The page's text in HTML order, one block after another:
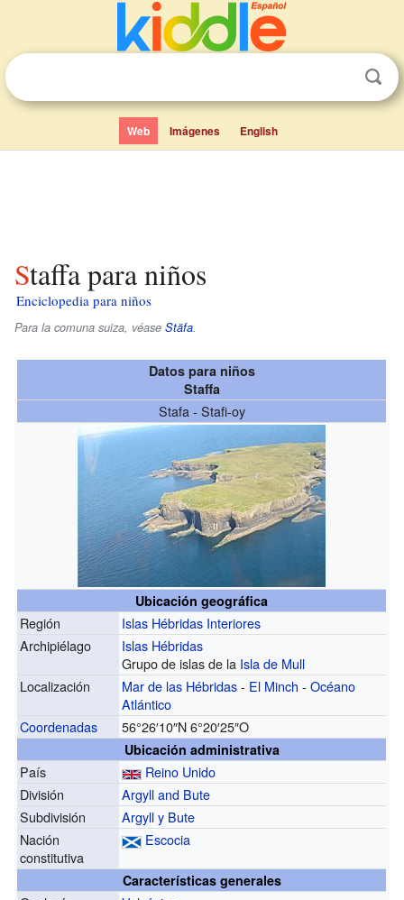
Web Imágenes English
Staffa para niños
Enciclopedia para niños
Para la comuna suiza, véase Stäfa.
Datos para niños
Staffa
Stafa - Stafi-oy
Ubicación geográfica
Región
Islas Hébridas Interiores
Archipiélago
Islas Hébridas
Grupo de islas de la Isla de Mull
Localización
Mar de las Hébridas- El Minch -Océano
Atlántico
Coordenadas
56°26′10″N6°20′25″O
Ubicación administrativa
País
Reino Unido
División
Argyll and Bute
Subdivisión
Argyll y Bute
Nación
constitutiva
Escocia
Características generales